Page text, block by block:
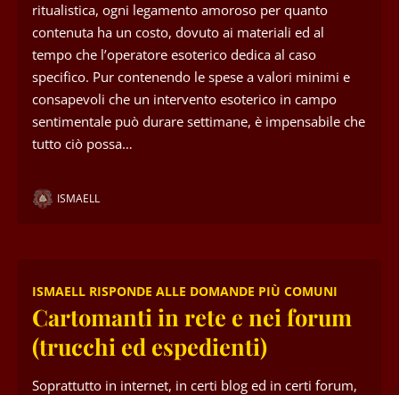
ritualistica, ogni legamento amoroso per quanto
contenuta ha un costo, dovuto ai materiali ed al
tempo che l’operatore esoterico dedica al caso
specifico. Pur contenendo le spese a valori minimi e
consapevoli che un intervento esoterico in campo
sentimentale può durare settimane, è impensabile che
tutto ciò possa…
ISMAELL
ISMAELL RISPONDE ALLE DOMANDE PIÙ COMUNI
Cartomanti in rete e nei forum
(trucchi ed espedienti)
Soprattutto in internet, in certi blog ed in certi forum,